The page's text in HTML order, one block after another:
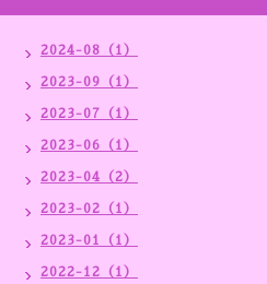
2024-08（1）
2023-09（1）
2023-07（1）
2023-06（1）
2023-04（2）
2023-02（1）
2023-01（1）
2022-12（1）